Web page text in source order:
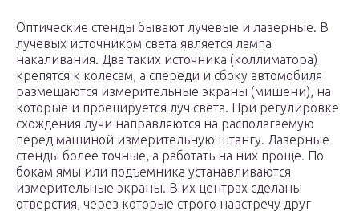
Оптические стенды бывают лучевые и лазерные. В
лучевых источником света является лампа
накаливания. Два таких источника (коллиматора)
крепятся к колесам, а спереди и сбоку автомобиля
размещаются измерительные экраны (мишени), на
которые и проецируется луч света. При регулировке
схождения лучи направляются на располагаемую
перед машиной измерительную штангу. Лазерные
стенды более точные, а работать на них проще. По
бокам ямы или подъемника устанавливаются
измерительные экраны. В их центрах сделаны
отверстия, через которые строго навстречу друг